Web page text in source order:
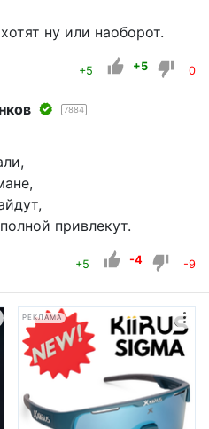
ну или наоборот.
+5 +5 0
7884
привлекут.
+5 -4 -9
РЕКЛАМА